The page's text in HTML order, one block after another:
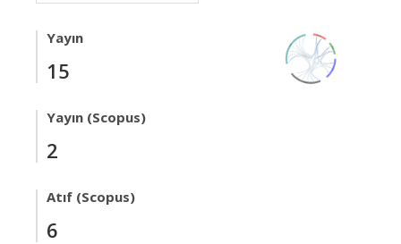
Yayın
15
Yayın (Scopus)
2
Atıf (Scopus)
6